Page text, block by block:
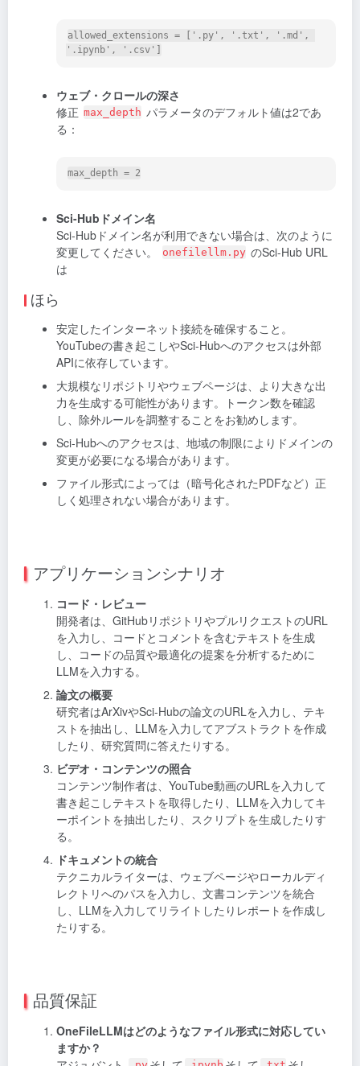
allowed_extensions = ['.py', '.txt', '.md',
ウェブ・クロールの深さ
修正 max_depth パラメータのデフォルト値は2であ
る：
Sci-Hubドメイン名
Sci-Hubドメイン名が利用できない場合は、次のように
変更してください。
onefilellm.py のSci-Hub URL
は
ほら
安定したインターネット接続を確保すること。
YouTubeの書き起こしやSci-Hubへのアクセスは外部
APIに依存しています。
大規模なリポジトリやウェブページは、より大きな出
力を生成する可能性があります。トークン数を確認
し、除外ルールを調整することをお勧めします。
Sci-Hubへのアクセスは、地域の制限によりドメインの
変更が必要になる場合があります。
ファイル形式によっては（暗号化されたPDFなど）正
しく処理されない場合があります。
アプリケーションシナリオ
コード・レビュー
開発者は、GitHubリポジトリやプルリクエストのURL
を入力し、コードとコメントを含むテキストを生成
し、コードの品質や最適化の提案を分析するために
LLMを入力する。
論文の概要
研究者はArXivやSci-Hubの論文のURLを入力し、テキ
ストを抽出し、LLMを入力してアブストラクトを作成
したり、研究質問に答えたりする。
ビデオ・コンテンツの照合
コンテンツ制作者は、YouTube動画のURLを入力して
書き起こしテキストを取得したり、LLMを入力してキ
ーポイントを抽出したり、スクリプトを生成したりす
る。
ドキュメントの統合
テクニカルライターは、ウェブページやローカルディ
レクトリへのパスを入力し、文書コンテンツを統合
し、LLMを入力してリライトしたりレポートを作成し
たりする。
品質保証
OneFileLLMはどのようなファイル形式に対応してい
ますか？